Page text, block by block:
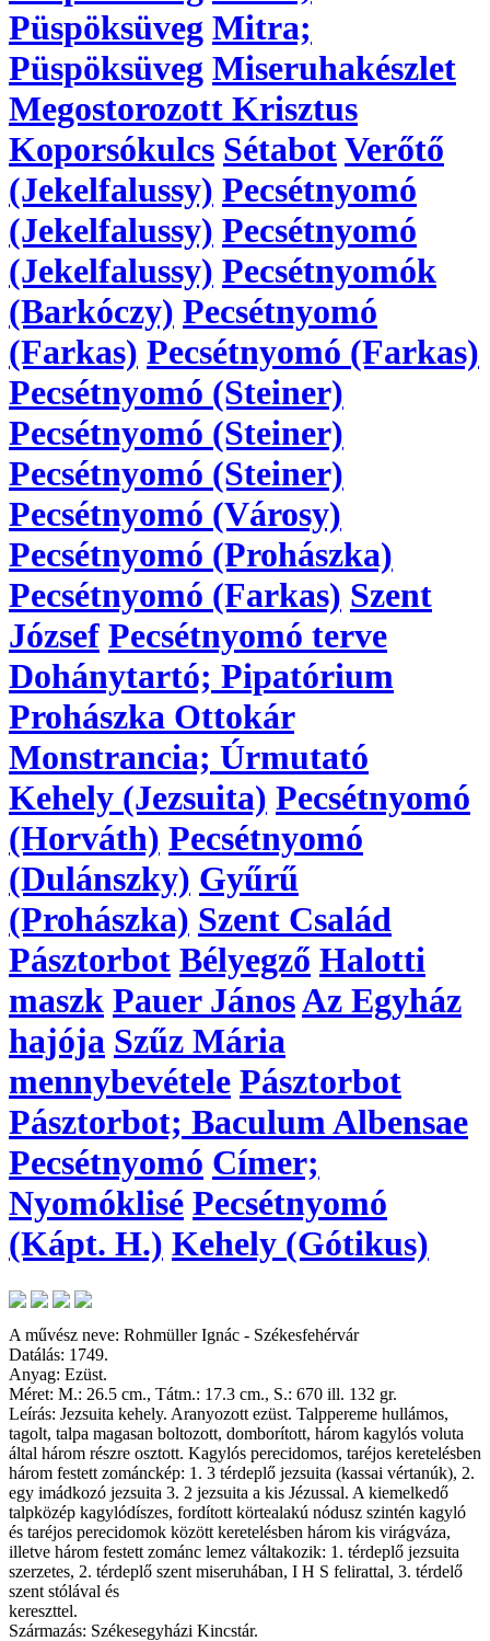
Püspöksüveg Mitra;
Püspöksüveg Miseruhakészlet
Megostorozott Krisztus
Koporsókulcs SétabotVerőtő
(Jekelfalussy) Pecsétnyomó
(Jekelfalussy) Pecsétnyomó
(Jekelfalussy) Pecsétnyomók
(Barkóczy) Pecsétnyomó
(Farkas) Pecsétnyomó (Farkas)
Pecsétnyomó (Steiner)
Pecsétnyomó (Steiner)
Pecsétnyomó (Steiner)
Pecsétnyomó (Városy)
Pecsétnyomó (Prohászka)
Pecsétnyomó (Farkas) Szent
József Pecsétnyomó terve
Dohánytartó; Pipatórium
Prohászka Ottokár
Monstrancia; Úrmutató
Kehely (Jezsuita) Pecsétnyomó
(Horváth) Pecsétnyomó
(Dulánszky) Gyűrű
(Prohászka) Szent Család
Pásztorbot Bélyegző Halotti
maszk Pauer JánosAz Egyház
hajója Szűz Mária
mennybevétele Pásztorbot
Pásztorbot; Baculum Albensae
Pecsétnyomó Címer;
Nyomóklisé Pecsétnyomó
(Kápt. H.) Kehely (Gótikus)
A művész neve: Rohmüller Ignác - Székesfehérvár
Datálás: 1749.
Anyag: Ezüst.
Méret: M.: 26.5 cm., Tátm.: 17.3 cm., S.: 670 ill. 132 gr.
Leírás: Jezsuita kehely. Aranyozott ezüst. Talppereme hullámos,
tagolt, talpa magasan boltozott, domborított, három kagylós voluta
által három részre osztott. Kagylós perecidomos, taréjos keretelésben
három festett zománckép: 1. 3 térdeplő jezsuita (kassai vértanúk), 2.
egy imádkozó jezsuita 3. 2 jezsuita a kis Jézussal. A kiemelkedő
talpközép kagylódíszes, fordított körtealakú nódusz szintén kagyló
és taréjos perecidomok között keretelésben három kis virágváza,
illetve három festett zománc lemez váltakozik: 1. térdeplő jezsuita
szerzetes, 2. térdeplő szent miseruhában, I H S felirattal, 3. térdelő
szent stólával és
kereszttel.
Származás: Székesegyházi Kincstár.